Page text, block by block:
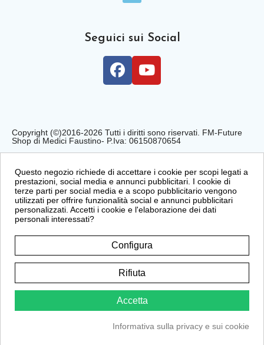
Seguici sui Social
Copyright (©)2016-2026 Tutti i diritti sono riservati. FM-Future
Shop di Medici Faustino- P.Iva: 06150870654
Questo negozio richiede di accettare i cookie per scopi legati a
prestazioni, social media e annunci pubblicitari. I cookie di
terze parti per social media e a scopo pubblicitario vengono
utilizzati per offrire funzionalità social e annunci pubblicitari
personalizzati. Accetti i cookie e l'elaborazione dei dati
personali interessati?
Configura
Rifiuta
Accetta
Informativa sulla privacy e sui cookie